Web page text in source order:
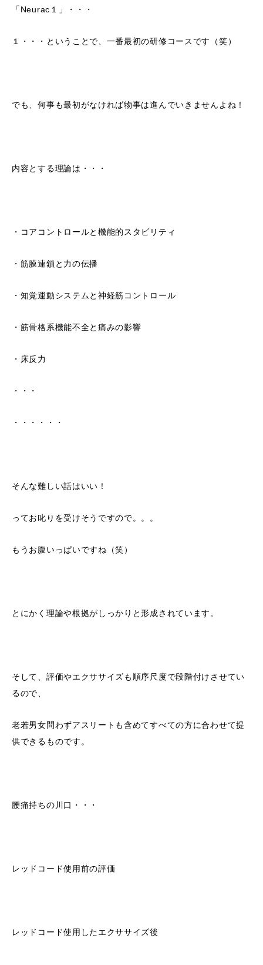
「Neurac１」・・・
１・・・ということで、一番最初の研修コースです（笑）
でも、何事も最初がなければ物事は進んでいきませんよね！
内容とする理論は・・・
・コアコントロールと機能的スタビリティ
・筋膜連鎖と力の伝播
・知覚運動システムと神経筋コントロール
・筋骨格系機能不全と痛みの影響
・床反力
・・・
・・・・・・
そんな難しい話はいい！
ってお叱りを受けそうですので。。。
もうお腹いっぱいですね（笑）
とにかく理論や根拠がしっかりと形成されています。
そして、評価やエクササイズも順序尺度で段階付けさせてい
るので、
老若男女問わずアスリートも含めてすべての方に合わせて提
供できるものです。
腰痛持ちの川口・・・
レッドコード使用前の評価
レッドコード使用したエクササイズ後